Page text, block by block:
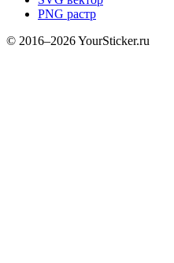
PNG растр
© 2016–2026 YourSticker.ru